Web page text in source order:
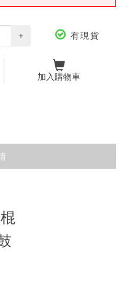
+ 有現貨
加入購物車